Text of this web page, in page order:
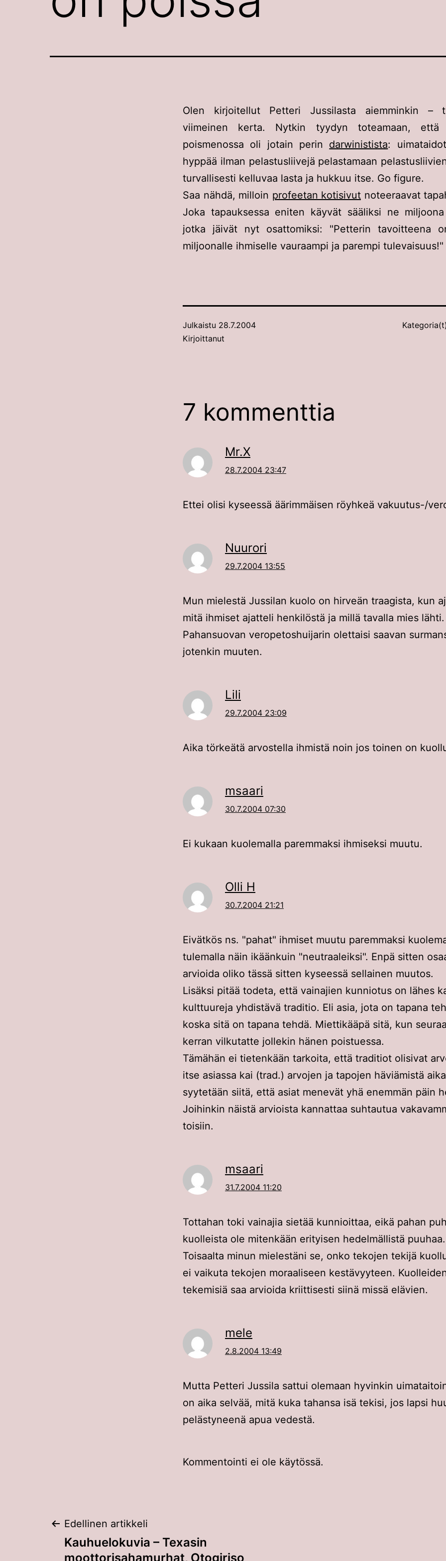
Olen kirjoitellut Petteri Jussilasta aiemminkin –
viimeinen kerta. Nytkin tyydyn toteamaan, että
poismenossa oli jotain perin darwinistista:
hyppää ilman pelastusliivejä pelastamaan
turvallisesti kelluvaa lasta ja hukkuu itse. Go figure.
Saa nähdä, milloin profeetan kotisivut noteeraavat
Joka tapauksessa eniten käyvät sääliksi ne
jotka jäivät nyt osattomiksi: "Petterin tavoitteena
miljoonalle ihmiselle vauraampi ja parempi tulevaisuus!"
Julkaistu 28.7.2004
Kirjoittanut
7 kommenttia
Mr.X
28.7.2004 23:47
Ettei olisi kyseessä äärimmäisen röyhkeä vakuutus-/
Nuurori
29.7.2004 13:55
Mun mielestä Jussilan kuolo on hirveän traagista, kun
mitä ihmiset ajatteli henkilöstä ja millä tavalla mies lähti.
Pahansuovan veropetoshuijarin olettaisi saavan
jotenkin muuten.
Lili
29.7.2004 23:09
Aika törkeätä arvostella ihmistä noin jos toinen on
msaari
30.7.2004 07:30
Ei kukaan kuolemalla paremmaksi ihmiseksi muutu.
Olli H
30.7.2004 21:21
Eivätkös ns. "pahat" ihmiset muutu paremmaksi
tulemalla näin ikäänkuin "neutraaleiksi". Enpä sitten
arvioida oliko tässä sitten kyseessä sellainen muutos.
Lisäksi pitää todeta, että vainajien kunniotus on lähes
kulttuureja yhdistävä traditio. Eli asia, jota on tapana
koska sitä on tapana tehdä. Miettikääpä sitä, kun
kerran vilkutatte jollekin hänen poistuessa.
Tämähän ei tietenkään tarkoita, että traditiot olisivat
itse asiassa kai (trad.) arvojen ja tapojen häviämistä
syytetään siitä, että asiat menevät yhä enemmän päin
Joihinkin näistä arvioista kannattaa suhtautua
toisiin.
msaari
31.7.2004 11:20
Tottahan toki vainajia sietää kunnioittaa, eikä pahan
kuolleista ole mitenkään erityisen hedelmällistä puuhaa.
Toisaalta minun mielestäni se, onko tekojen tekijä
ei vaikuta tekojen moraaliseen kestävyyteen.
tekemisiä saa arvioida kriittisesti siinä missä elävien.
mele
2.8.2004 13:49
Mutta Petteri Jussila sattui olemaan hyvinkin
on aika selvää, mitä kuka tahansa isä tekisi, jos lapsi
pelästyneenä apua vedestä.
Kommentointi ei ole käytössä.
Artikkelien
Edellinen artikkeli
Kauhuelokuvia – Texasin
moottorisahamurhat, Otogiriso